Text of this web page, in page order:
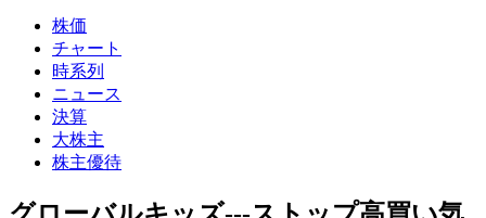
株価
チャート
時系列
ニュース
決算
大株主
株主優待